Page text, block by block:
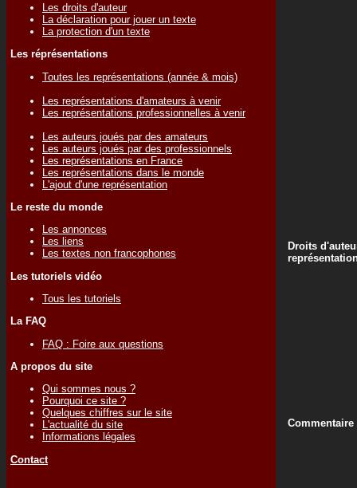
Les droits d'auteur
La déclaration pour jouer un texte
La protection d'un texte
Les réprésentations
Toutes les représentations (année & mois)
Les représentations d'amateurs à venir
Les représentations professionnelles à venir
Les auteurs joués par des amateurs
Les auteurs joués par des professionnels
Les représentations en France
Les représentations dans le monde
L'ajout d'une représentation
Le reste du monde
Les annonces
Les liens
Les textes non francophones
Les tutoriels vidéo
Tous les tutoriels
La FAQ
FAQ : Foire aux questions
A propos du site
Qui sommes nous ?
Pourquoi ce site ?
Quelques chiffres sur le site
L'actualité du site
Informations légales
Contact
Droits